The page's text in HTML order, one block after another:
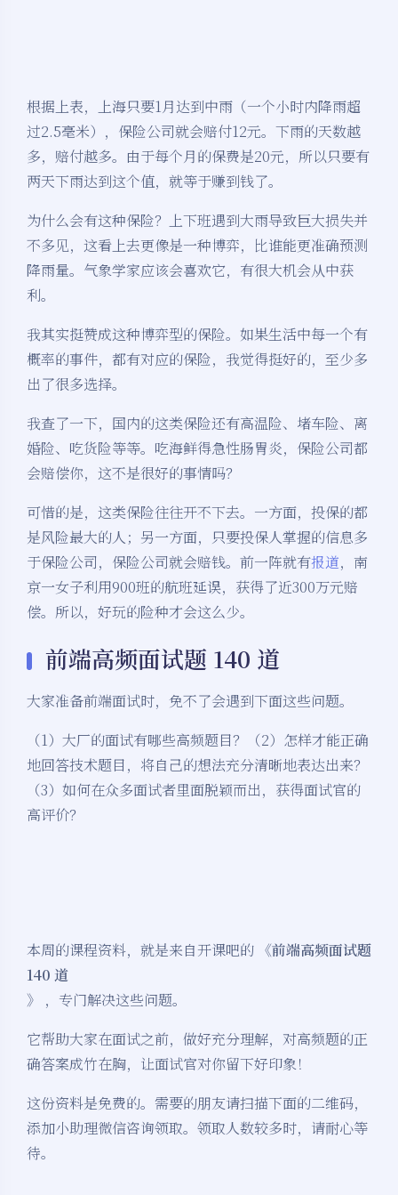
根据上表，上海只要1月达到中雨（一个小时内降雨超
过2.5毫米），保险公司就会赔付12元。下雨的天数越
多，赔付越多。由于每个月的保费是20元，所以只要有
两天下雨达到这个值，就等于赚到钱了。
为什么会有这种保险？上下班遇到大雨导致巨大损失并
不多见，这看上去更像是一种博弈，比谁能更准确预测
降雨量。气象学家应该会喜欢它，有很大机会从中获
利。
我其实挺赞成这种博弈型的保险。如果生活中每一个有
概率的事件，都有对应的保险，我觉得挺好的，至少多
出了很多选择。
我查了一下，国内的这类保险还有高温险、堵车险、离
婚险、吃货险等等。吃海鲜得急性肠胃炎，保险公司都
会赔偿你，这不是很好的事情吗？
可惜的是，这类保险往往开不下去。一方面，投保的都
是风险最大的人；另一方面，只要投保人掌握的信息多
于保险公司，保险公司就会赔钱。前一阵就有报道，南
京一女子利用900班的航班延误，获得了近300万元赔
偿。所以，好玩的险种才会这么少。
前端高频面试题 140 道
大家准备前端面试时，免不了会遇到下面这些问题。
（1）大厂的面试有哪些高频题目？（2）怎样才能正确
地回答技术题目，将自己的想法充分清晰地表达出来？
（3）如何在众多面试者里面脱颖而出，获得面试官的
高评价？
本周的课程资料，就是来自开课吧的 《前端高频面试题
140 道
》
，专门解决这些问题。
它帮助大家在面试之前，做好充分理解，对高频题的正
确答案成竹在胸，让面试官对你留下好印象！
这份资料是免费的。需要的朋友请扫描下面的二维码，
添加小助理微信咨询领取。领取人数较多时，请耐心等
待。